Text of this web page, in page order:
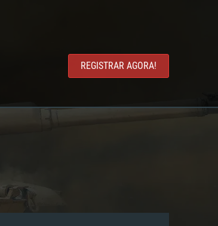
REGISTRAR AGORA!